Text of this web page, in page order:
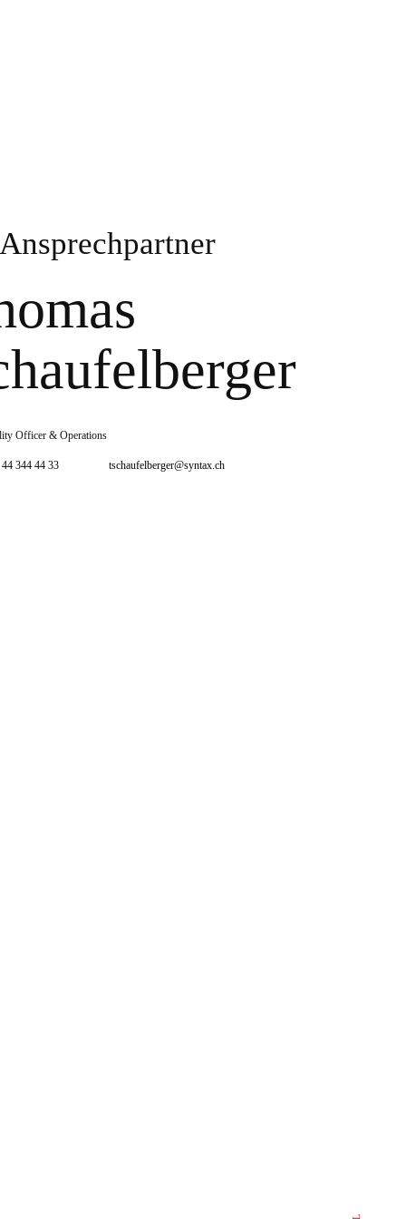
Officer & Operations
344 44 33 tschaufelberger@syntax.ch